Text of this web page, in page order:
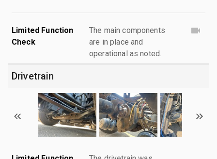
Limited Function
Check
The main components
are in place and
operational as noted.
Drivetrain